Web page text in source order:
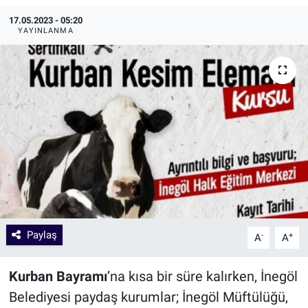
17.05.2023 - 05:20
YAYINLANMA
Paylaş A- A+
Kurban Bayramı’na kısa bir süre kalırken, İnegöl
Belediyesi paydaş kurumlar; İnegöl Müftülüğü,